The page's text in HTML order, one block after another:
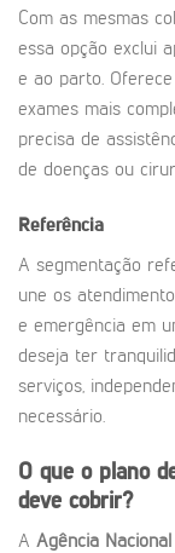
Com as mesmas
essa opção exclui
e ao parto.
exames mais
precisa de
de doenças ou
Referência
A segmentação
une os
e emergência em
deseja ter
serviços,
necessário.
O que o plano
deve cobrir?
A Agência